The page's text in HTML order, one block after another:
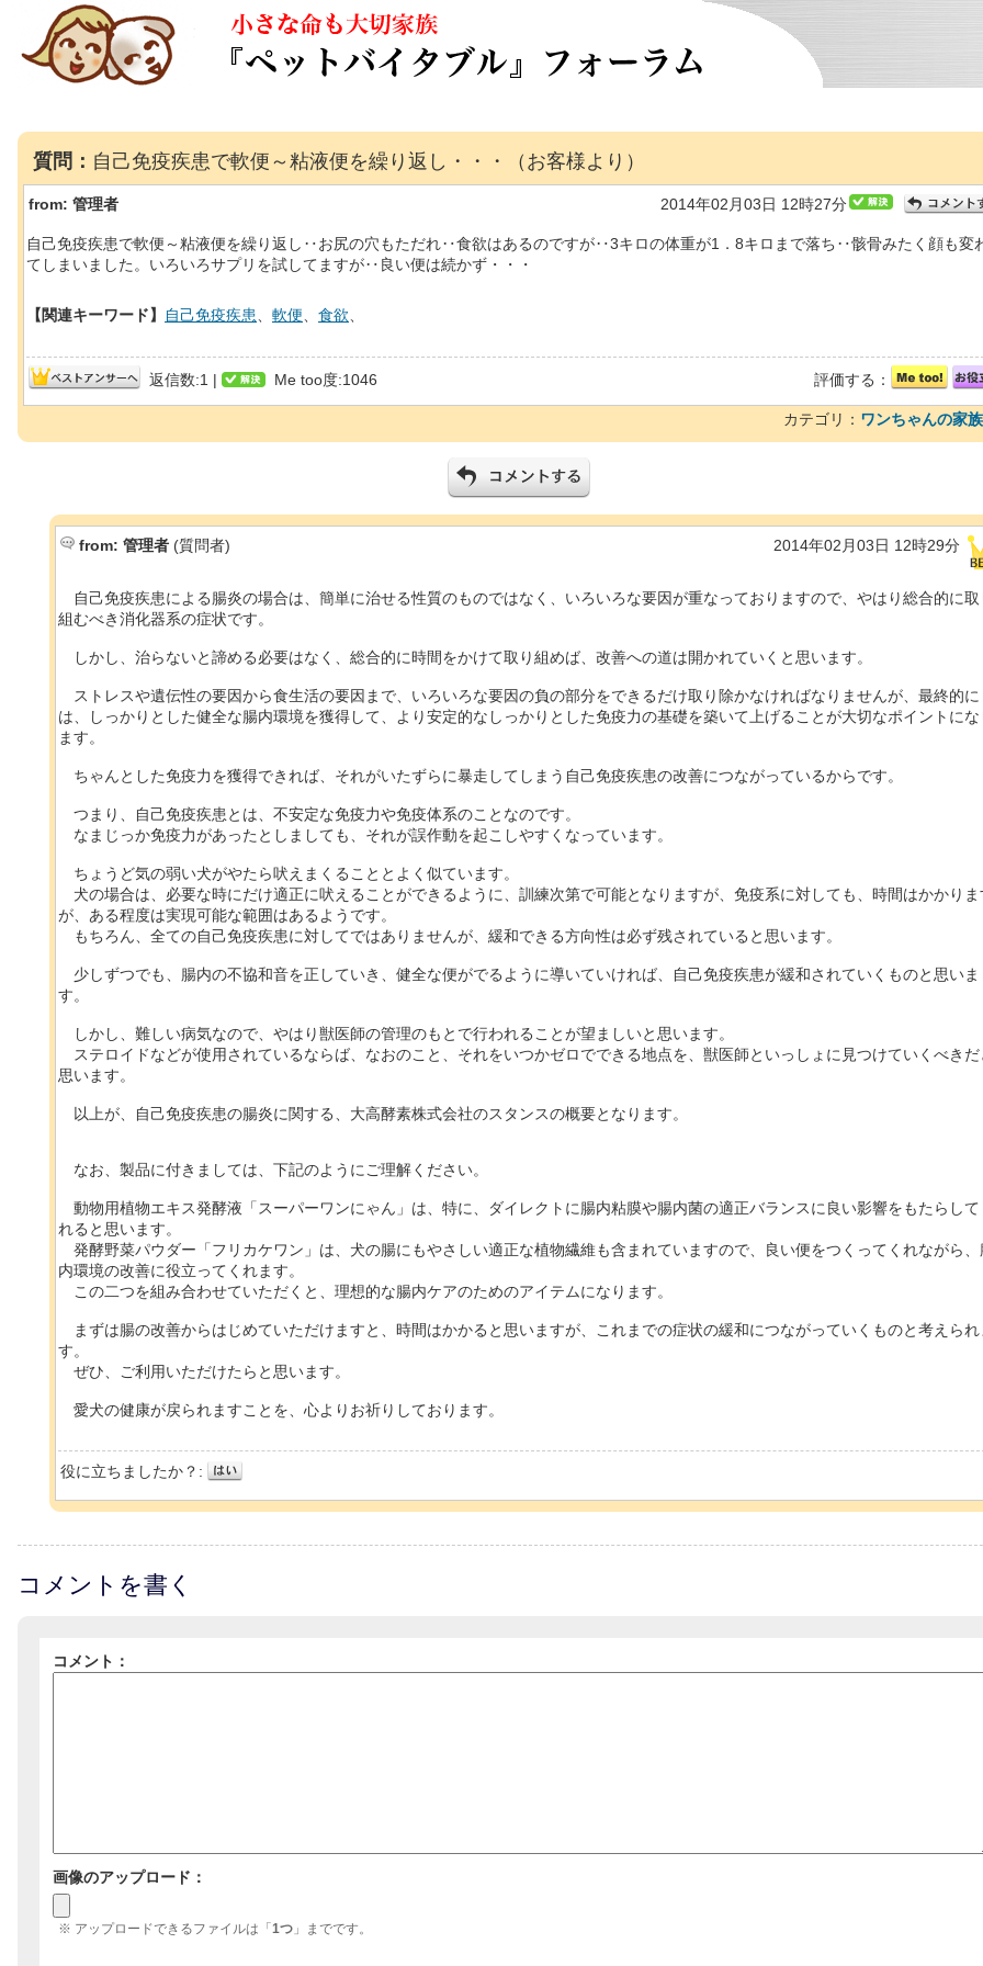
質問： 自己免疫疾患で軟便～粘液便を繰り返し・・・（お客様より）
from: 管理者 2014年02月03日 12時27分
自己免疫疾患で軟便～粘液便を繰り返し‥お尻の穴もただれ‥食欲はあるのですが‥3キロの体重が1．8キロまで落ち‥骸骨みたく顔も変
てしまいました。いろいろサプリを試してますが‥良い便は続かず・・・
【関連キーワード】 自己免疫疾患 軟便 食欲
返信数:1 | Me too度:1046 評価する：
カテゴリ： ワンちゃんの家
from: 管理者(質問者) 2014年02月03日 12時29分
自己免疫疾患による腸炎の場合は、簡単に治せる性質のものではなく、いろいろな要因が重なっておりますので、やはり総合的に取
組むべき消化器系の症状です。
しかし、治らないと諦める必要はなく、総合的に時間をかけて取り組めば、改善への道は開かれていくと思います。
ストレスや遺伝性の要因から食生活の要因まで、いろいろな要因の負の部分をできるだけ取り除かなければなりませんが、最終的に
は、しっかりとした健全な腸内環境を獲得して、より安定的なしっかりとした免疫力の基礎を築いて上げることが大切なポイントにな
ます。
ちゃんとした免疫力を獲得できれば、それがいたずらに暴走してしまう自己免疫疾患の改善につながっているからです。
つまり、自己免疫疾患とは、不安定な免疫力や免疫体系のことなのです。
なまじっか免疫力があったとしましても、それが誤作動を起こしやすくなっています。
ちょうど気の弱い犬がやたら吠えまくることとよく似ています。
犬の場合は、必要な時にだけ適正に吠えることができるように、訓練次第で可能となりますが、免疫系に対しても、時間はかかりま
が、ある程度は実現可能な範囲はあるようです。
もちろん、全ての自己免疫疾患に対してではありませんが、緩和できる方向性は必ず残されていると思います。
少しずつでも、腸内の不協和音を正していき、健全な便がでるように導いていければ、自己免疫疾患が緩和されていくものと思いま
す。
しかし、難しい病気なので、やはり獣医師の管理のもとで行われることが望ましいと思います。
ステロイドなどが使用されているならば、なおのこと、それをいつかゼロでできる地点を、獣医師といっしょに見つけていくべきだ
思います。
以上が、自己免疫疾患の腸炎に関する、大高酵素株式会社のスタンスの概要となります。
なお、製品に付きましては、下記のようにご理解ください。
動物用植物エキス発酵液「スーパーワンにゃん」は、特に、ダイレクトに腸内粘膜や腸内菌の適正バランスに良い影響をもたらして
れると思います。
発酵野菜パウダー「フリカケワン」は、犬の腸にもやさしい適正な植物繊維も含まれていますので、良い便をつくってくれながら、
内環境の改善に役立ってくれます。
この二つを組み合わせていただくと、理想的な腸内ケアのためのアイテムになります。
まずは腸の改善からはじめていただけますと、時間はかかると思いますが、これまでの症状の緩和につながっていくものと考えられ
す。
ぜひ、ご利用いただけたらと思います。
愛犬の健康が戻られますことを、心よりお祈りしております。
役に立ちましたか？:
コメントを書く
コメント：
画像のアップロード：
※ アップロードできるファイルは「 1つ 」までです。